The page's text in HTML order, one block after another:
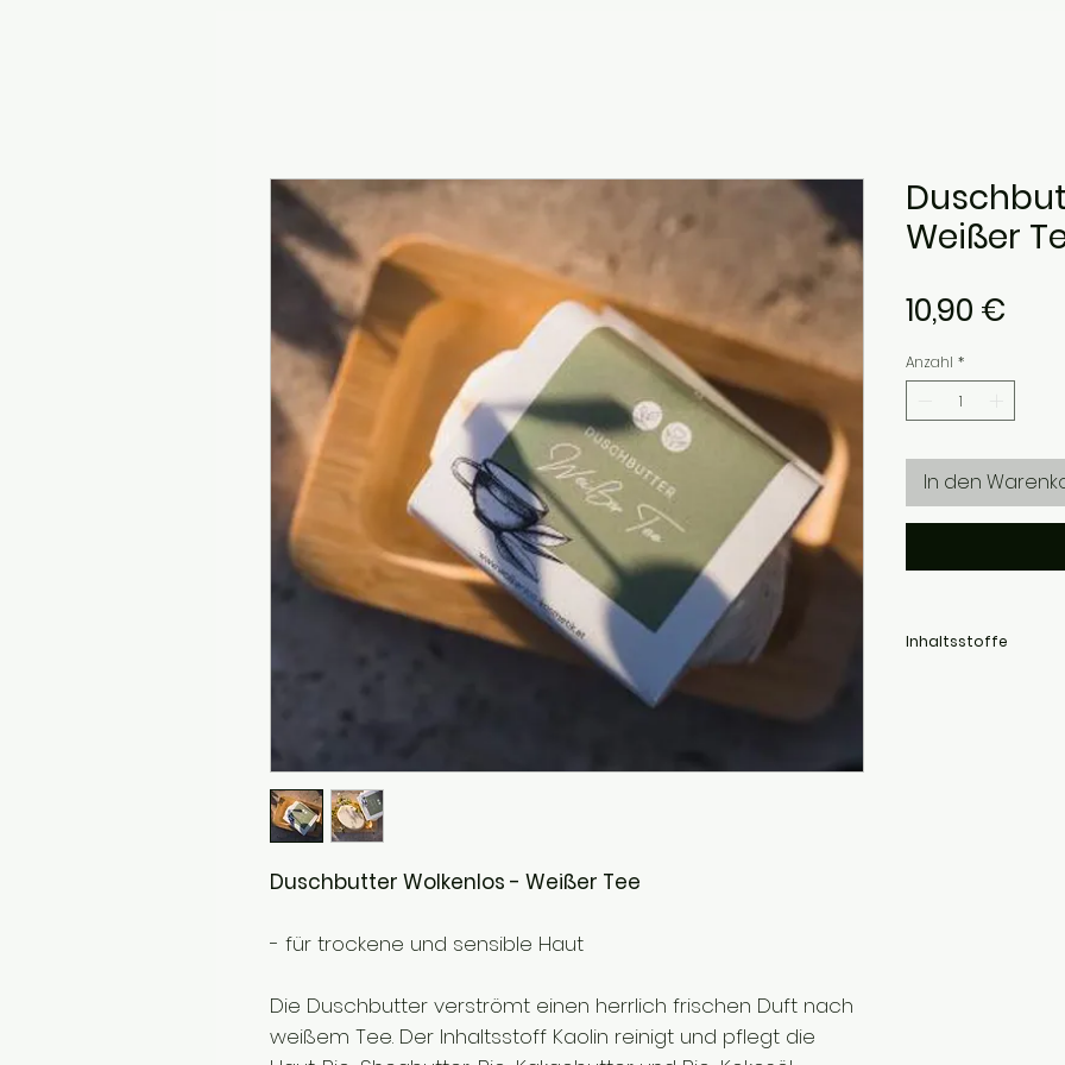
Duschbutter Wolkenlos - Weißer Tee
- für trockene und sensible Haut
Die Duschbutter verströmt einen herrlich frischen Duft nach
weißem Tee. Der Inhaltsstoff Kaolin reinigt und pflegt die
Weißer
10,90 €
Anzahl *
In den
Inhaltsstoffe